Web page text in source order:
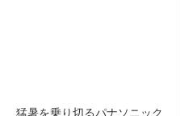
猛暑を乗り切るパナソニック